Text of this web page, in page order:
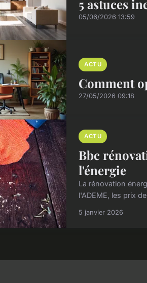
5 astuces
05/06/2026 13:59
ACTU
Comment
27/05/2026 09:18
ACTU
Bbc
l'énergie
La rénovation
l'ADEME, les prix
5 janvier 2026